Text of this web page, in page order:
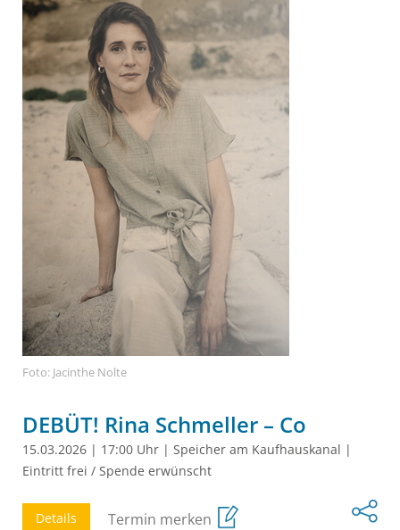
Foto: Jacinthe Nolte
DEBÜT! Rina Schmeller – Co
15.03.2026 | 17:00 Uhr | Speicher am Kaufhauskanal |
Eintritt frei / Spende erwünscht
Details Termin merken